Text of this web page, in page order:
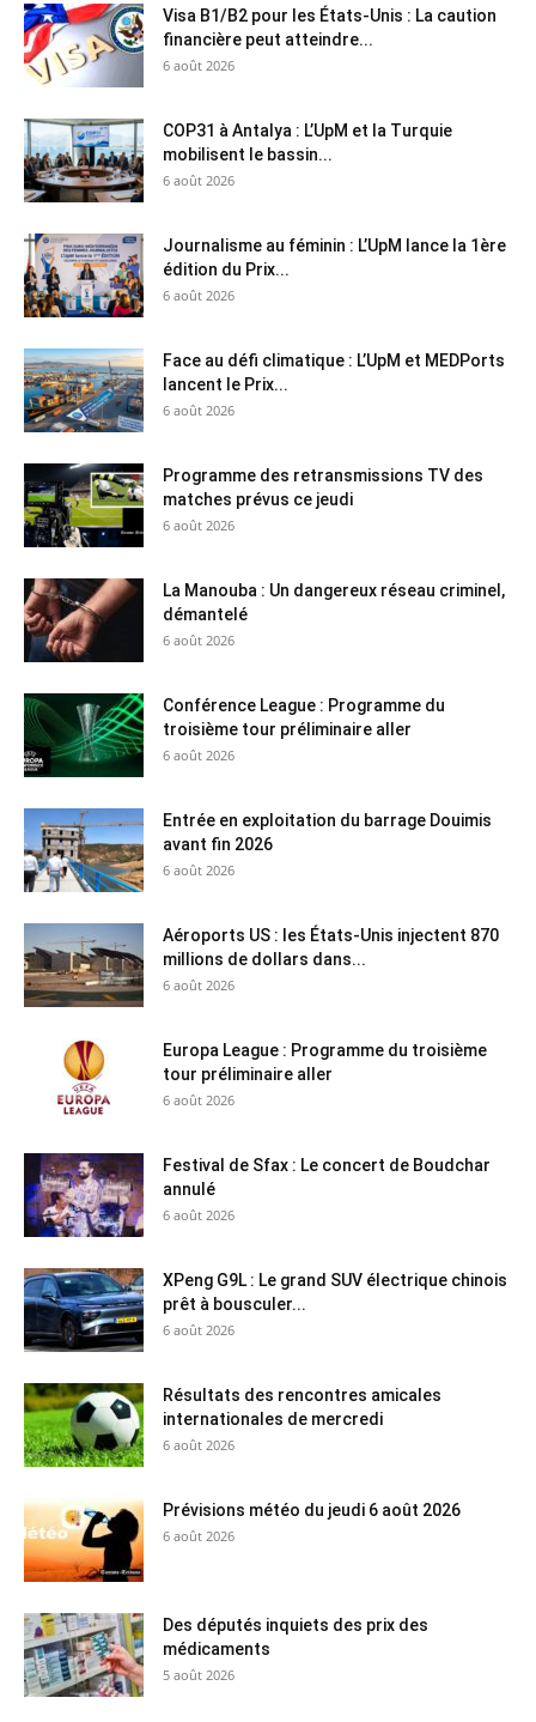
Visa B1/B2 pour les États-Unis : La caution
financière peut atteindre...
6 août 2026
COP31 à Antalya : L’UpM et la Turquie
mobilisent le bassin...
6 août 2026
Journalisme au féminin : L’UpM lance la 1ère
édition du Prix...
6 août 2026
Face au défi climatique : L’UpM et MEDPorts
lancent le Prix...
6 août 2026
Programme des retransmissions TV des
matches prévus ce jeudi
6 août 2026
La Manouba : Un dangereux réseau criminel,
démantelé
6 août 2026
Conférence League : Programme du
troisième tour préliminaire aller
6 août 2026
Entrée en exploitation du barrage Douimis
avant fin 2026
6 août 2026
Aéroports US : les États-Unis injectent 870
millions de dollars dans...
6 août 2026
Europa League : Programme du troisième
tour préliminaire aller
6 août 2026
Festival de Sfax : Le concert de Boudchar
annulé
6 août 2026
XPeng G9L : Le grand SUV électrique chinois
prêt à bousculer...
6 août 2026
Résultats des rencontres amicales
internationales de mercredi
6 août 2026
Prévisions météo du jeudi 6 août 2026
6 août 2026
Des députés inquiets des prix des
médicaments
5 août 2026